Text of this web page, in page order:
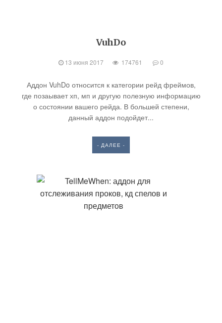
VuhDo
13 июня 2017 174761 0
Аддон VuhDo относится к категории рейд фреймов,
где позаывает хп, мп и другую полезную информацию
о состоянии вашего рейда. В большей степени,
данный аддон подойдет...
- ДАЛЕЕ -